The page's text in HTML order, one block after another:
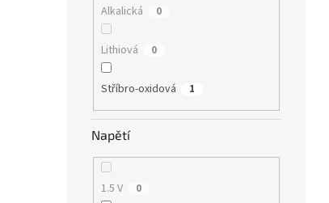
Alkalická 0
Lithiová 0
Stříbro-oxidová 1
Napětí
1.5 V 0